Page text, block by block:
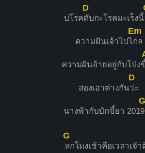
บ่โรค
D
ตับกะโรคมะเร็งนี้
ความฝันเจ้าไปไ
Em
กล
ความฝันอ้ายอยู่กับโป่ง
สองเฮาต่างกัน
D
ว่ะ
นางฟ้ากับบักขี้ยา 201
G
G
หกโมงเช้าคือเวลาเจ้